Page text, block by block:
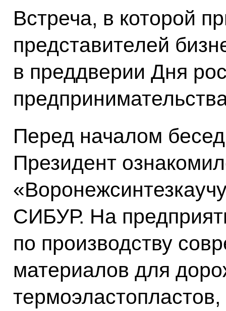
Встреча, в которой
представителей
в преддверии Дня
Перед началом
Президент
СИБУР. На
по производству
материалов для